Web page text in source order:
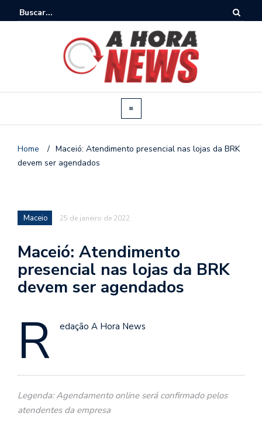
Home / Maceió: Atendimento presencial nas lojas da BRK
devem ser agendados
Maceio 25 de janeiro de 2022
Maceió: Atendimento
presencial nas lojas da BRK
devem ser agendados
R edação A Hora News
Legenda: Agendamento online será confirmado pelos
atendentes da empresa